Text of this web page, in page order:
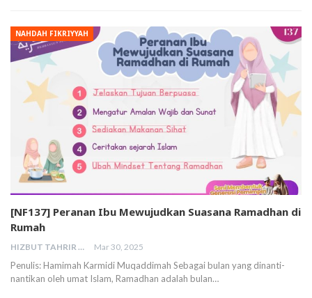
NAHDAH FIKRIYYAH
[NF137] Peranan Ibu Mewujudkan Suasana Ramadhan di
Rumah
HIZBUT TAHRIR MALAYSIA Mar 30, 2025
Penulis: Hamimah Karmidi Muqaddimah Sebagai bulan yang dinanti-
nantikan oleh umat Islam, Ramadhan adalah bulan…